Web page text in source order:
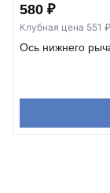
580 ₽
Клубная цена 551 ₽
Ось нижнего